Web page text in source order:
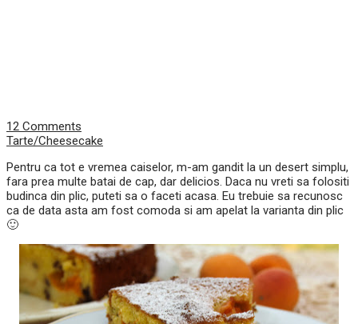
12 Comments
Tarte/Cheesecake
Pentru ca tot e vremea caiselor, m-am gandit la un desert simplu,
fara prea multe batai de cap, dar delicios. Daca nu vreti sa folositi
budinca din plic, puteti sa o faceti acasa. Eu trebuie sa recunosc
ca de data asta am fost comoda si am apelat la varianta din plic
🙂